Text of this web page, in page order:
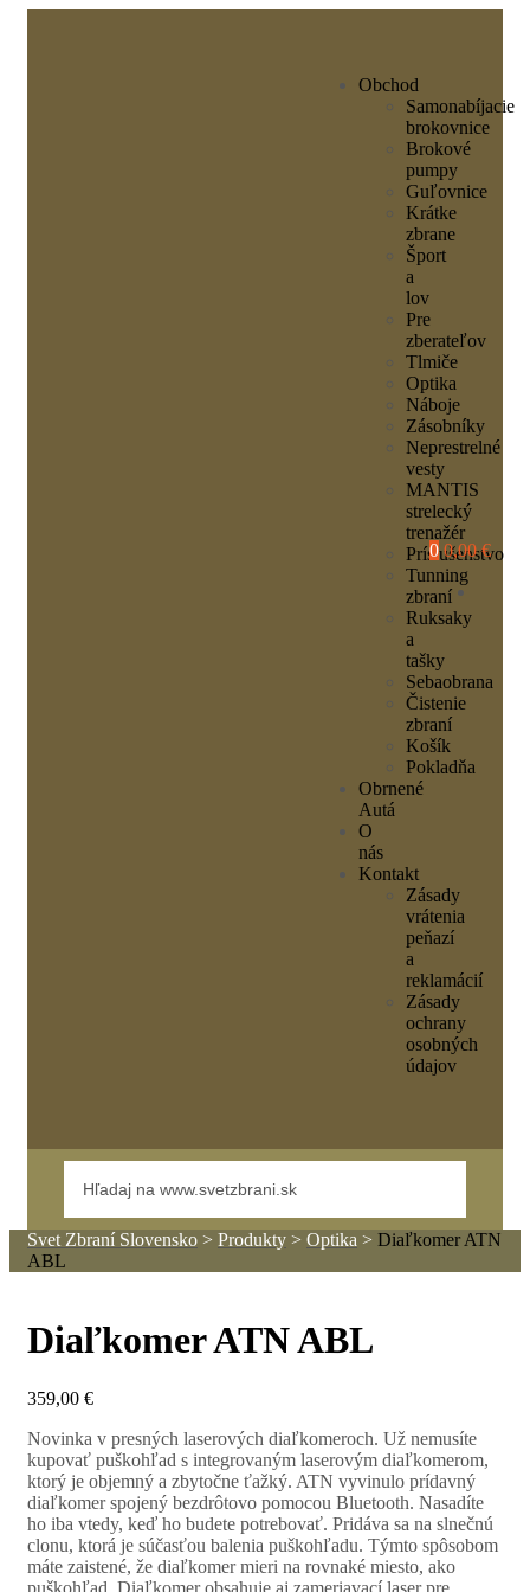
Obchod
Samonabíjacie
brokovnice
Brokové
pumpy
Guľovnice
Krátke
zbrane
Šport
a
lov
Pre
zberateľov
Tlmiče
Optika
Náboje
Zásobníky
Neprestrelné
vesty
MANTIS
strelecký
trenažér
Príslušenstvo
Tunning
zbraní
Ruksaky
a
tašky
Sebaobrana
Čistenie
zbraní
Košík
Pokladňa
Obrnené
Autá
O
nás
Kontakt
Zásady
vrátenia
peňazí
a
reklamácií
Zásady
ochrany
osobných
údajov
0 0,00 €
Svet Zbraní Slovensko > Produkty > Optika > Diaľkomer ATN
ABL
Diaľkomer ATN ABL
359,00 €
Novinka v presných laserových diaľkomeroch. Už nemusíte
kupovať puškohľad s integrovaným laserovým diaľkomerom,
ktorý je objemný a zbytočne ťažký. ATN vyvinulo prídavný
diaľkomer spojený bezdrôtovo pomocou Bluetooth. Nasadíte
ho iba vtedy, keď ho budete potrebovať. Pridáva sa na slnečnú
clonu, ktorá je súčasťou balenia puškohľadu. Týmto spôsobom
máte zaistené, že diaľkomer mieri na rovnaké miesto, ako
puškohľad. Diaľkomer obsahuje aj zameriavací laser pre